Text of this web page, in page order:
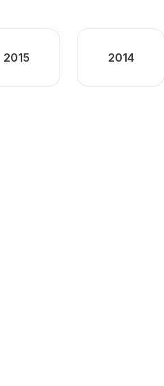
2015 2014